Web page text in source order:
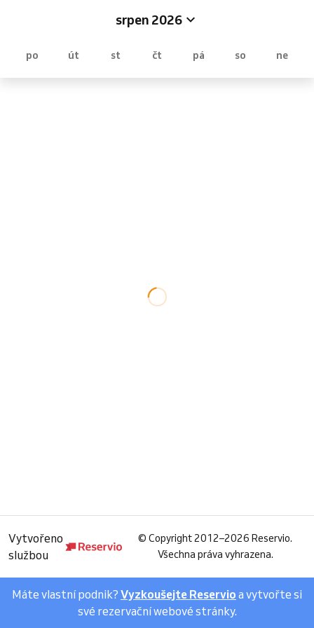
srpen 2026
po út st čt pá so ne
Vytvořeno
službou
© Copyright 2012–2026 Reservio.
Všechna práva vyhrazena.
Máte vlastní podnik? Vyzkoušejte Reservio a vytvořte si
své rezervační webové stránky.